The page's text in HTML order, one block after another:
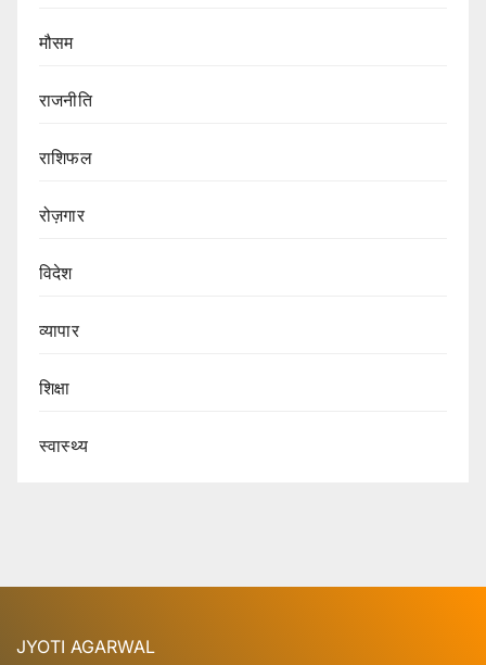
मौसम
राजनीति
राशिफल
रोज़गार
विदेश
व्यापार
शिक्षा
स्वास्थ्य
JYOTI AGARWAL